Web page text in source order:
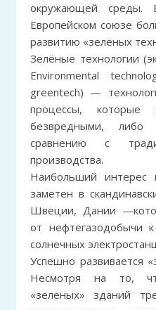
окружающей среды.
Европейском союзе
развитию «зелёных
Зелёные технологии
Environmental
greentech) —
процессы, которые
безвредными,
сравнению с
производства.
Наибольший интерес
заметен в
Швеции, Дании
от нефтегазодобычи
солнечных
Успешно развивается
Несмотря на то,
«зеленых» зданий